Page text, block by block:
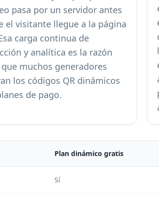
pasa por un servidor antes
el visitante llegue a la página
carga continua de
y analítica es la razón
muchos generadores
los códigos QR dinámicos
de pago.
Plan dinámico gratis
Sí